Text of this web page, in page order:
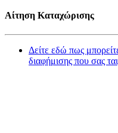
Αίτηση Καταχώρισης
Δείτε εδώ πως
διαφήμισης που σας